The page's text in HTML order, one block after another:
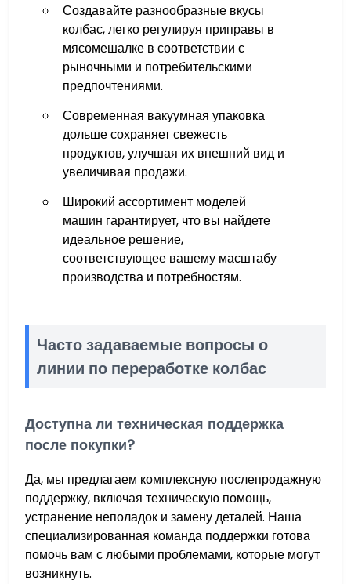
Создавайте разнообразные вкусы
колбас, легко регулируя приправы в
мясомешалке в соответствии с
рыночными и потребительскими
предпочтениями.
Современная вакуумная упаковка
дольше сохраняет свежесть
продуктов, улучшая их внешний вид и
увеличивая продажи.
Широкий ассортимент моделей
машин гарантирует, что вы найдете
идеальное решение,
соответствующее вашему масштабу
производства и потребностям.
Часто задаваемые вопросы о
линии по переработке колбас
Доступна ли техническая поддержка
после покупки?
Да, мы предлагаем комплексную послепродажную
поддержку, включая техническую помощь,
устранение неполадок и замену деталей. Наша
специализированная команда поддержки готова
помочь вам с любыми проблемами, которые могут
возникнуть.